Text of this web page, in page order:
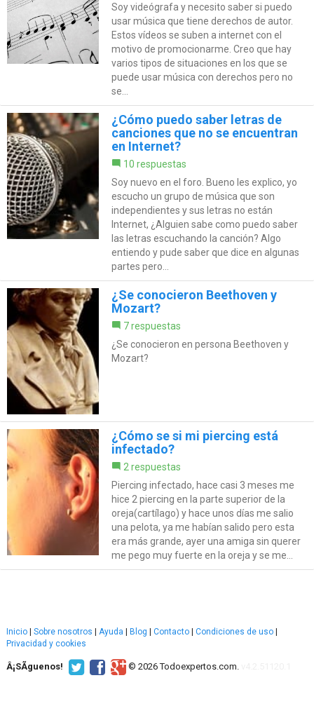
Soy videógrafa y necesito saber si puedo
usar música que tiene derechos de autor.
Estos vídeos se suben a internet con el
motivo de promocionarme. Creo que hay
varios tipos de situaciones en los que se
puede usar música con derechos pero no
se...
¿Cómo puedo saber letras de
canciones que no se encuentran
en Internet?
10 respuestas
Soy nuevo en el foro. Bueno les explico, yo
escucho un grupo de música que son
independientes y sus letras no están
Internet, ¿Alguien sabe como puedo saber
las letras escuchando la canción? Algo
entiendo y pude saber que dice en algunas
partes pero...
¿Se conocieron Beethoven y
Mozart?
7 respuestas
¿Se conocieron en persona Beethoven y
Mozart?
¿Cómo se si mi piercing está
infectado?
2 respuestas
Piercing infectado, hace casi 3 meses me
hice 2 piercing en la parte superior de la
oreja(cartílago) y hace unos días me salio
una pelota, ya me habían salido pero esta
era más grande, ayer una amiga sin querer
me pego muy fuerte en la oreja y se me...
Inicio | Sobre nosotros | Ayuda | Blog | Contacto | Condiciones de uso |
Privacidad y cookies
Â¡SÃ­guenos! © 2026 Todoexpertos.com.